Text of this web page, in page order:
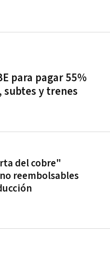
para pagar 55%
subtes y trenes
del cobre"
reembolsables